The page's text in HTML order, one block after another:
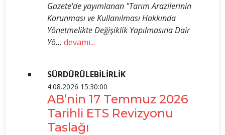
Gazete'de yayımlanan "Tarım Arazilerinin
Korunması ve Kullanılması Hakkında
Yönetmelikte Değişiklik Yapılmasına Dair
Yö... devamı...
SÜRDÜRÜLEBİLİRLİK
4.08.2026 15:30:00
AB’nin 17 Temmuz 2026
Tarihli ETS Revizyonu
Taslağı